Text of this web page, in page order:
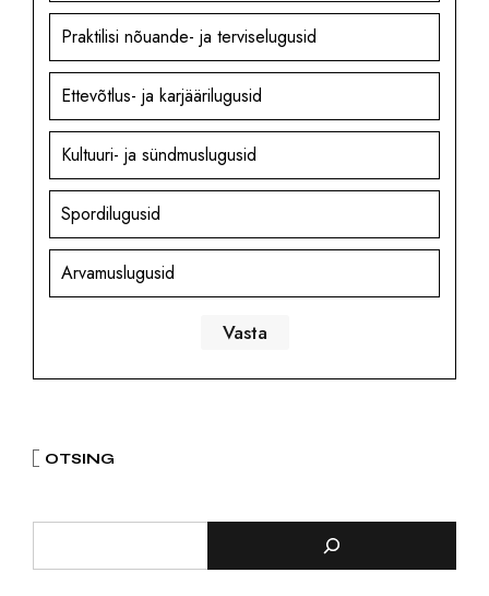
Praktilisi nõuande- ja terviselugusid
Ettevõtlus- ja karjäärilugusid
Kultuuri- ja sündmuslugusid
Spordilugusid
Arvamuslugusid
OTSING